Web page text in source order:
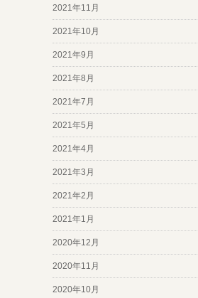
2021年11月
2021年10月
2021年9月
2021年8月
2021年7月
2021年5月
2021年4月
2021年3月
2021年2月
2021年1月
2020年12月
2020年11月
2020年10月